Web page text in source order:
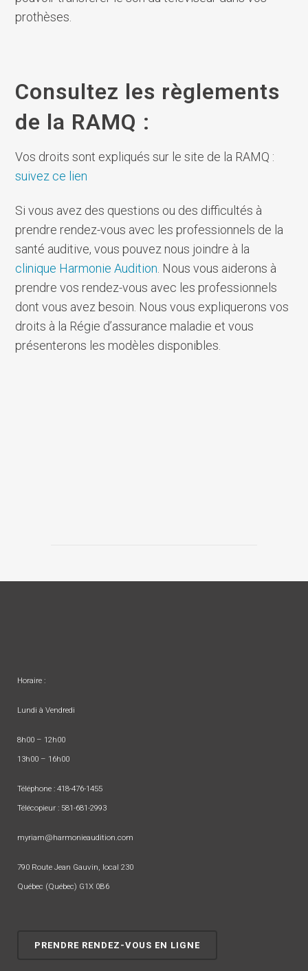
prothèses.
Consultez les règlements
de la RAMQ :
Vos droits sont expliqués sur le site de la RAMQ :
suivez ce lien
Si vous avez des questions ou des difficultés à
prendre rendez-vous avec les professionnels de la
santé auditive, vous pouvez nous joindre à la
clinique Harmonie Audition . Nous vous aiderons à
prendre vos rendez-vous avec les professionnels
dont vous avez besoin. Nous vous expliquerons vos
droits à la Régie d’assurance maladie et vous
présenterons les modèles disponibles.
Horaire :
Lundi à Vendredi
8h00 – 12h00
13h00 – 16h00
Téléphone : 418-476-1455
Télécopieur : 581-681-2993
myriam@harmonieaudition.com
790 Route Jean Gauvin, local 230
Québec (Québec) G1X 0B6
PRENDRE RENDEZ-VOUS EN LIGNE